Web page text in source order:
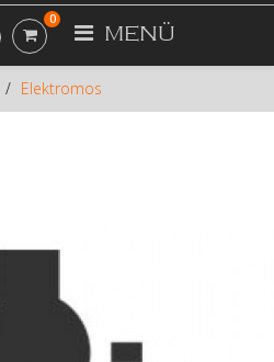
MENÜ
0
Elektromos